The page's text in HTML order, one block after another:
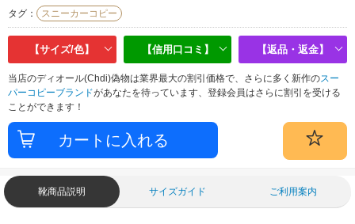
タグ： スニーカーコピー
【サイズ/色】 【信用口コミ】 【返品・返金】
当店のディオール(Chdi)偽物は業界最大の割引価格で、さらに多く新作のスー
パーコピーブランドがあなたを待っています、登録会員はさらに割引を受ける
ことができます！
靴商品説明 サイズガイド ご利用案内